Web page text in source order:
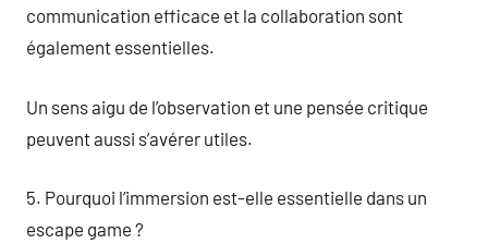
communication efficace et la collaboration sont
également essentielles.
Un sens aigu de l’observation et une pensée critique
peuvent aussi s’avérer utiles.
5. Pourquoi l’immersion est-elle essentielle dans un
escape game ?